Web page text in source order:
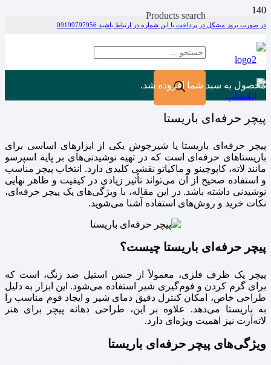
در صورت بروز مشکل در پرداخت با این شماره در ارتباط باشید 09199797956
Products search
محصول به سبد شما افزوده شد.
پیچر حرفه‌ای باریستا
پیچر حرفه‌ای باریستا یا شیرجوش یکی از ابزارهای اساسی برای
باریستاهای حرفه‌ای است که در تهیه نوشیدنی‌های بر پایه اسپرسو
مانند لاته، کاپوچینو و ماکیاتو نقشی کلیدی دارد. انتخاب پیچر مناسب
و استفاده صحیح از آن می‌تواند تأثیر زیادی در کیفیت و ظاهر نهایی
نوشیدنی داشته باشد. در این مقاله، با ویژگی‌های یک پیچر حرفه‌ای،
نکات خرید و روش‌های استفاده آشنا می‌شوید.
پیچر حرفه‌ای باریستا چیست؟
پیچر یک ظرف فلزی، معمولاً از جنس استیل ضد زنگ، است که
برای گرم کردن و فوم‌گیری شیر استفاده می‌شود. این ابزار به دلیل
طراحی خاص، امکان کنترل دقیق دمای شیر و ایجاد فوم مناسب را
به باریستا می‌دهد. علاوه بر این، طراحی دهانه پیچر برای هنر
لاته‌آرت نیز اهمیت ویژه‌ای دارد.
ویژگی‌های پیچر حرفه‌ای باریستا